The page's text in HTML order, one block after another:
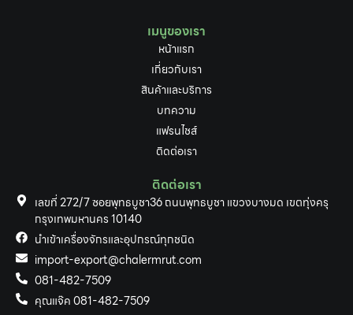
เมนูของเรา
หน้าแรก
เกี่ยวกับเรา
สินค้าและบริการ
บทความ
แฟรนไชส์
ติดต่อเรา
ติดต่อเรา
เลขที่ 272/7 ซอยพุทธบูชา36 ถนนพุทธบูชา แขวงบางมด เขตทุ่งครุ
กรุงเทพมหานคร 10140
นำเข้าเครื่องจักรและอุปกรณ์ทุกชนิด
import-export@chalermrut.com
081-482-7509
คุณแจ๊ค 081-482-7509